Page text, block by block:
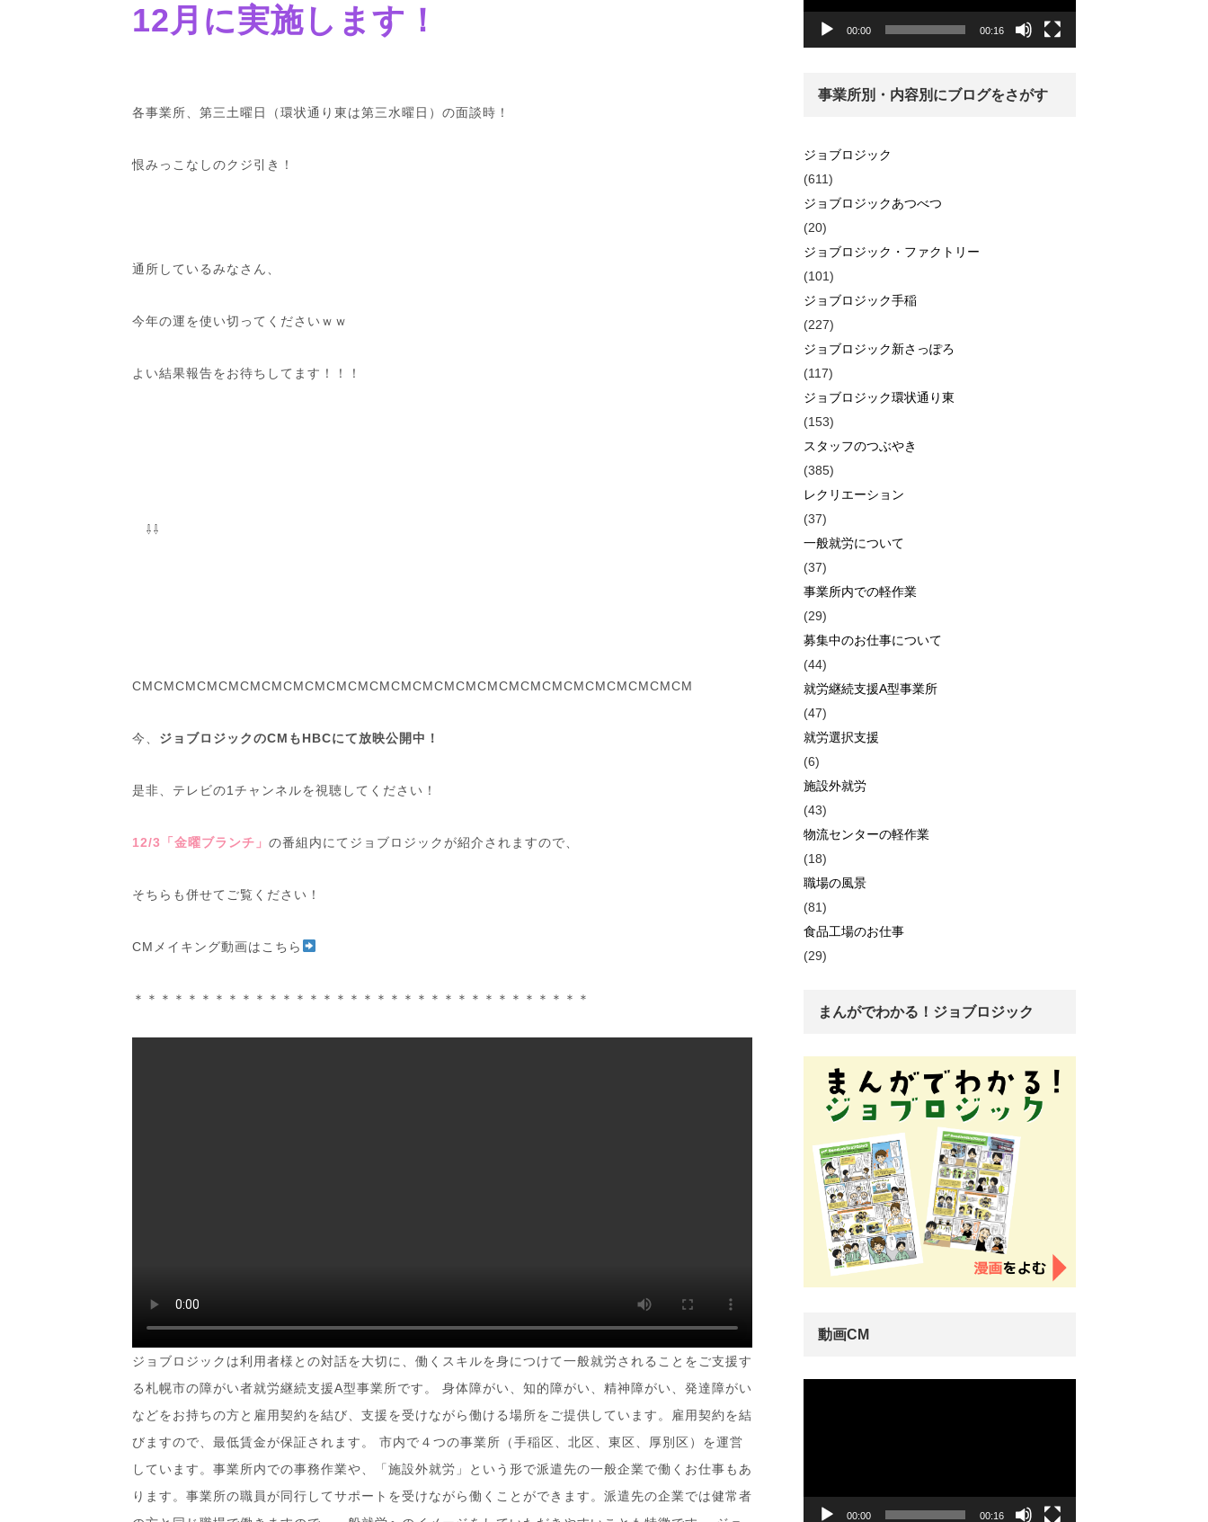
12月に実施します！
各事業所、第三土曜日（環状通り東は第三水曜日）の面談時！
恨みっこなしのクジ引き！
通所しているみなさん、
今年の運を使い切ってくださいｗｗ
よい結果報告をお待ちしてます！！！
⇩⇩
CMCMCMCMCMCMCMCMCMCMCMCMCMCMCMCMCMCMCMCMCMCMCMCMCMCM
今、 ジョブロジックのCMもHBCにて放映公開中！
是非、テレビの1チャンネルを視聴してください！
12/3「金曜ブランチ」 の番組内にてジョブロジックが紹介されますので、
そちらも併せてご覧ください！
CMメイキング動画はこちら
＊＊＊＊＊＊＊＊＊＊＊＊＊＊＊＊＊＊＊＊＊＊＊＊＊＊＊＊＊＊＊＊＊＊
ジョブロジックは利用者様との対話を大切に、働くスキルを身につけて一般就労されることをご支援す
る札幌市の障がい者就労継続支援A型事業所です。 身体障がい、知的障がい、精神障がい、発達障がい
などをお持ちの方と雇用契約を結び、支援を受けながら働ける場所をご提供しています。雇用契約を結
びますので、最低賃金が保証されます。 市内で４つの事業所（手稲区、北区、東区、厚別区）を運営
しています。事業所内での事務作業や、「施設外就労」という形で派遣先の一般企業で働くお仕事もあ
ります。事業所の職員が同行してサポートを受けながら働くことができます。派遣先の企業では健常者
ー
00:00 00:16
事業所別・内容別にブログをさがす
ジョブロジック
(611)
ジョブロジックあつべつ
(20)
ジョブロジック・ファクトリー
(101)
ジョブロジック手稲
(227)
ジョブロジック新さっぽろ
(117)
ジョブロジック環状通り東
(153)
スタッフのつぶやき
(385)
レクリエーション
(37)
一般就労について
(37)
事業所内での軽作業
(29)
募集中のお仕事について
(44)
就労継続支援A型事業所
(47)
就労選択支援
(6)
施設外就労
(43)
物流センターの軽作業
(18)
職場の風景
(81)
食品工場のお仕事
(29)
まんがでわかる！ジョブロジック
動画CM
ー
00:00 00:16